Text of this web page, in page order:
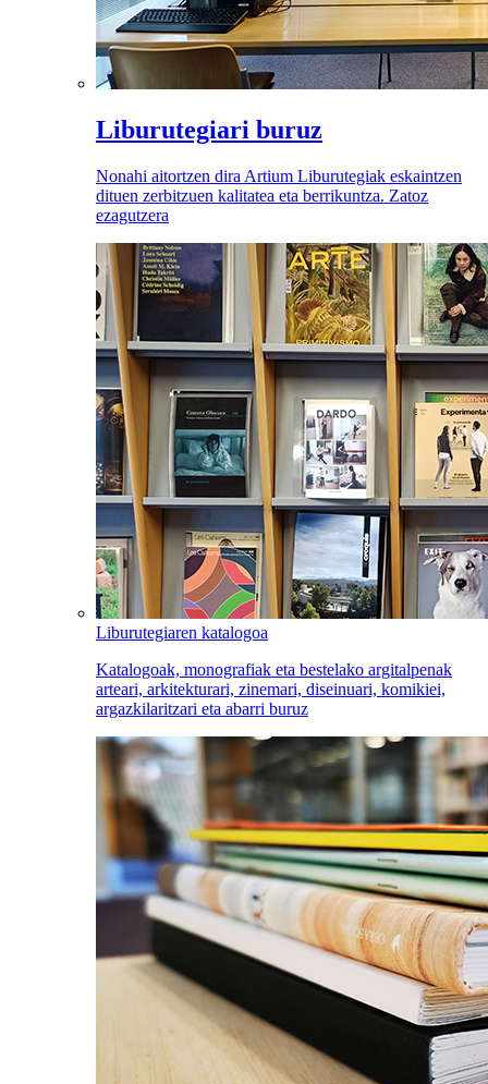
Liburutegiari buruz
Nonahi aitortzen dira Artium Liburutegiak eskaintzen
dituen zerbitzuen kalitatea eta berrikuntza. Zatoz
ezagutzera
Liburutegiaren katalogoa
Katalogoak, monografiak eta bestelako argitalpenak
arteari, arkitekturari, zinemari, diseinuari, komikiei,
argazkilaritzari eta abarri buruz